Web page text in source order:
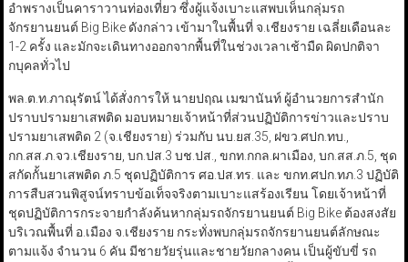
อำพรางเป็นคาราวานท่องเที่ยว ซึ่งผู้แจ้งเบาะแสพบเห็นกลุ่มรถ
จักรยานยนต์ Big Bike ดังกล่าว เข้ามาในพื้นที่ จ.เชียงราย เฉลี่ยเดือนละ
1-2 ครั้ง และมักจะเดินทางออกจากพื้นที่ในช่วงเวลาเช้ามืด ผิดปกติจา
กบุคลทั่วไป
พล.ต.ท.ภาณุรัตน์ ได้สั่งการให้ นายปฤณ เมฆานันท์ ผู้อำนวยการสำนัก
ปราบปรามยาเสพติด มอบหมายเจ้าหน้าที่ส่วนปฏิบัติการข่าวและปราบ
ปรามยาเสพติด 2 (จ.เชียงราย) ร่วมกับ นบ.ยส.35, ฝขว.ศปก.ทบ.,
กก.สส.ภ.จว.เชียงราย, บก.ปส.3 บช.ปส., ขกท.กกล.ผาเมือง, บก.สส.ภ.5, ชุด
สกัดกั้นยาเสพติด ภ.5 ชุดปฏิบัติการ ศอ.ปส.ทร. และ ขกท.ศปก.ทภ.3 ปฏิบัติ
การสืบสวนพิสูจน์ทราบข้อเท็จจริงตามเบาะแสร้องเรียน โดยเจ้าหน้าที่
ชุดปฏิบัติการกระจายกำลังค้นหากลุ่มรถจักรยานยนต์ Big Bike ต้องสงสัย
บริเวณพื้นที่ อ.เมือง จ.เชียงราย กระทั่งพบกลุ่มรถจักรยานยนต์ลักษณะ
ตามแจ้ง จำนวน 6 คัน มีชายวัยรุ่นและชายวัยกลางคน เป็นผู้ขับขี่ รถ